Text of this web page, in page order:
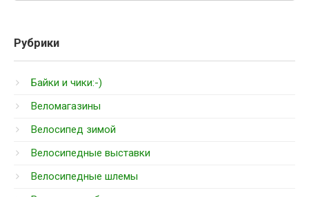
Рубрики
Байки и чики:-)
Веломагазины
Велосипед зимой
Велосипедные выставки
Велосипедные шлемы